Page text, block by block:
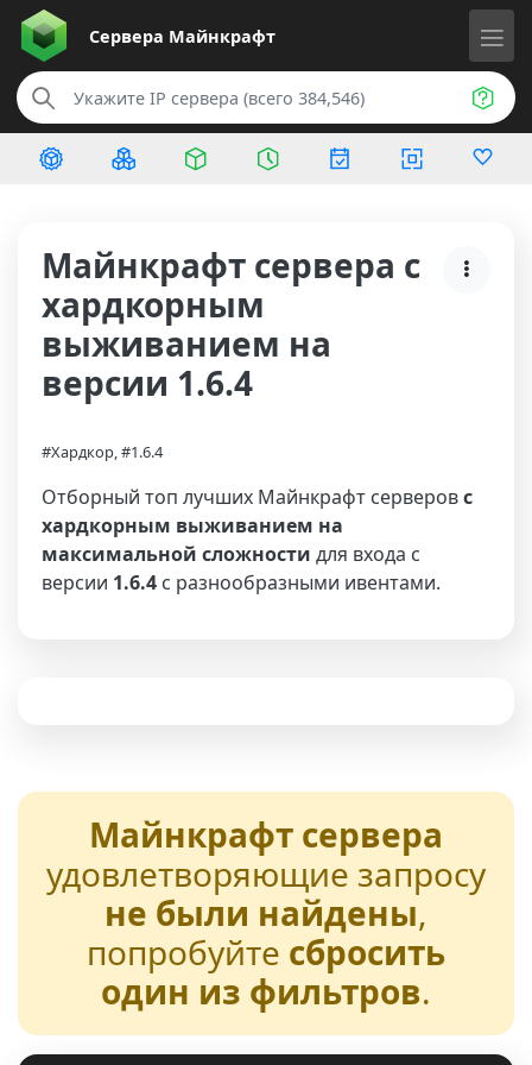
Сервера Майнкрафт
Майнкрафт сервера с
хардкорным
выживанием на
версии 1.6.4
#Хардкор, #1.6.4
Отборный топ лучших Майнкрафт серверовс
хардкорным выживанием на
максимальной сложности для входа с
версии 1.6.4 с разнообразными ивентами.
Майнкрафт сервера
удовлетворяющие запросу
не были найдены,
попробуйте сбросить
один из фильтров.